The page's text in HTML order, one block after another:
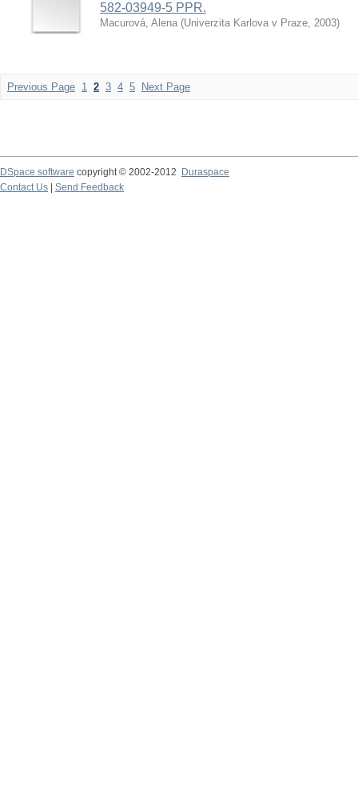
582-03949-5 PPR.
Macurová, Alena (Univerzita Karlova v Praze, 2003)
Previous Page 1 2 3 4 5 Next Page
DSpace software copyright © 2002-2012
Duraspace
Contact Us
Send Feedback